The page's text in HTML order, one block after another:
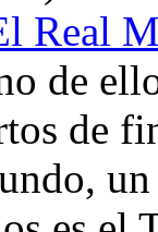
Real
de
de